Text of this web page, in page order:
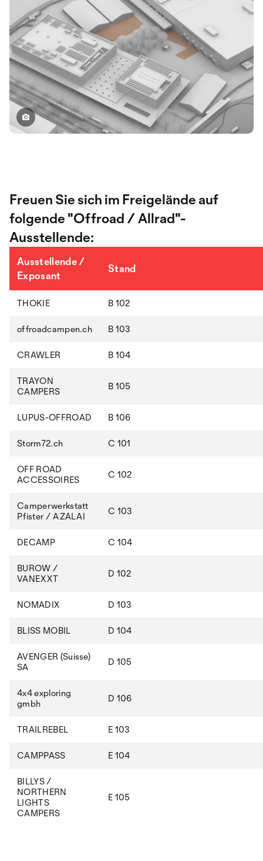
Freuen Sie sich im Freigelände auf
folgende "Offroad / Allrad"-
Ausstellende:
Ausstellende /
Exposant
Stand
THOKIE B 102
offroadcampen.ch B 103
CRAWLER B 104
TRAYON
CAMPERS
B 105
LUPUS-OFFROAD B 106
Storm72.ch C 101
OFF ROAD
ACCESSOIRES
C 102
Camperwerkstatt
Pfister / AZALAI
C 103
DECAMP C 104
BUROW /
VANEXXT
D 102
NOMADIX D 103
BLISS MOBIL D 104
AVENGER (Suisse)
SA
D 105
4x4 exploring
gmbh
D 106
TRAILREBEL E 103
CAMPPASS E 104
BILLYS /
NORTHERN
LIGHTS
CAMPERS
E 105